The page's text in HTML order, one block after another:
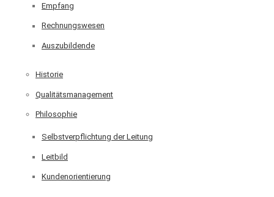
Empfang
Rechnungswesen
Auszubildende
Historie
Qualitätsmanagement
Philosophie
Selbstverpflichtung der Leitung
Leitbild
Kundenorientierung